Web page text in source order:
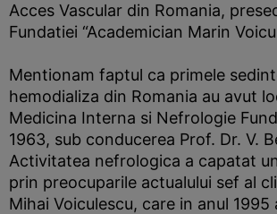
Acces Vascular din Romania,
Fundatiei “Academician Marin
Mentionam faptul ca primele
hemodializa din Romania au avut
Medicina Interna si Nefrologie
1963, sub conducerea Prof. Dr. V.
Activitatea nefrologica a capatat
prin preocuparile actualului sef al
Mihai Voiculescu, care in anul